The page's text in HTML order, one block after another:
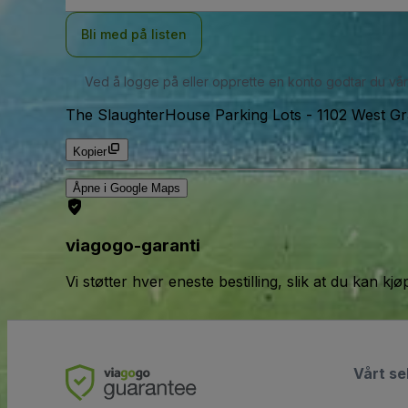
Bli med på listen
Ved å logge på eller opprette en konto godtar du vår
The SlaughterHouse Parking Lots - 1102 West
Kopier
Åpne i Google Maps
viagogo-garanti
Vi støtter hver eneste bestilling, slik at du kan
Vårt